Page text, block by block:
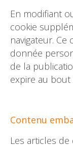
En modifiant
cookie
navigateur.
donnée
de la
expire au bout
Contenu
Les articles